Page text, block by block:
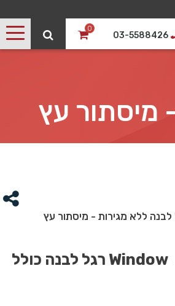
03-5588426
0
Window רגל לבנה כולל